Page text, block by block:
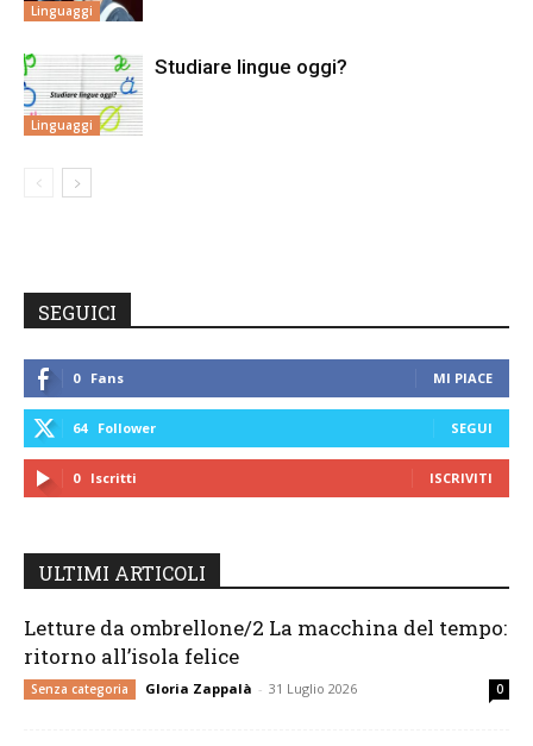
Linguaggi
Linguaggi
Studiare lingue oggi?
SEGUICI
0 Fans MI PIACE
64 Follower SEGUI
0 Iscritti ISCRIVITI
ULTIMI ARTICOLI
Letture da ombrellone/2 La macchina del tempo:
ritorno all’isola felice
Senza categoria Gloria Zappalà - 31 Luglio 2026 0